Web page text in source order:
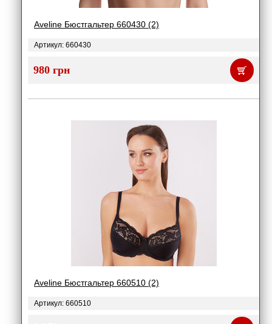
Aveline Бюстгальтер 660430 (2)
Артикул: 660430
980 грн
Aveline Бюстгальтер 660510 (2)
Артикул: 660510